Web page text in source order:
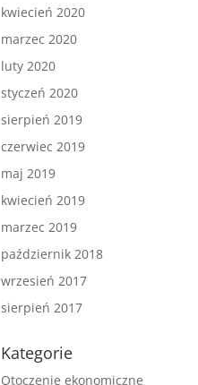
kwiecień 2020
marzec 2020
luty 2020
styczeń 2020
sierpień 2019
czerwiec 2019
maj 2019
kwiecień 2019
marzec 2019
październik 2018
wrzesień 2017
sierpień 2017
Kategorie
Otoczenie ekonomiczne